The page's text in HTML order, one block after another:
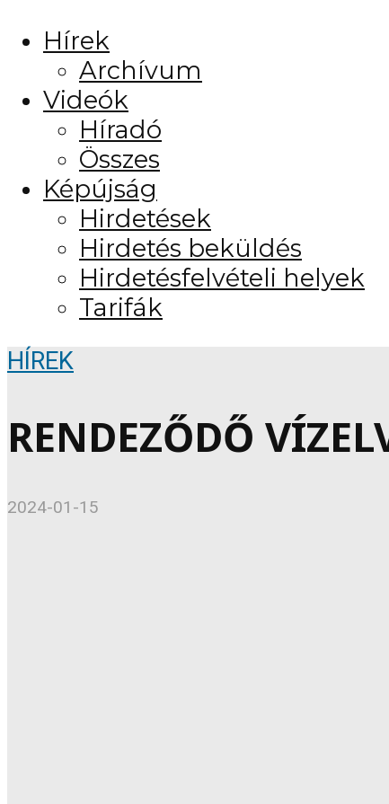
Hírek
Archívum
Videók
Híradó
Összes
Képújság
Hirdetések
Hirdetés beküldés
Hirdetésfelvételi helyek
Tarifák
HÍREK
RENDEZŐDŐ
2024-01-15